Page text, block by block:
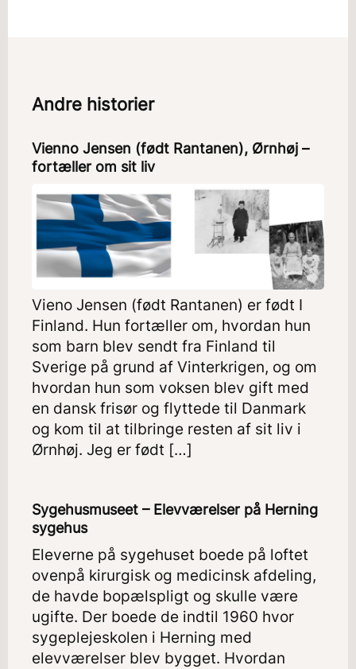
Andre historier
Vienno Jensen (født Rantanen), Ørnhøj –
fortæller om sit liv
Vieno Jensen (født Rantanen) er født I
Finland. Hun fortæller om, hvordan hun
som barn blev sendt fra Finland til
Sverige på grund af Vinterkrigen, og om
hvordan hun som voksen blev gift med
en dansk frisør og flyttede til Danmark
og kom til at tilbringe resten af sit liv i
Ørnhøj. Jeg er født […]
Sygehusmuseet – Elevværelser på Herning
sygehus
Eleverne på sygehuset boede på loftet
ovenpå kirurgisk og medicinsk afdeling,
de havde bopælspligt og skulle være
ugifte. Der boede de indtil 1960 hvor
sygeplejeskolen i Herning med
elevværelser blev bygget. Hvordan